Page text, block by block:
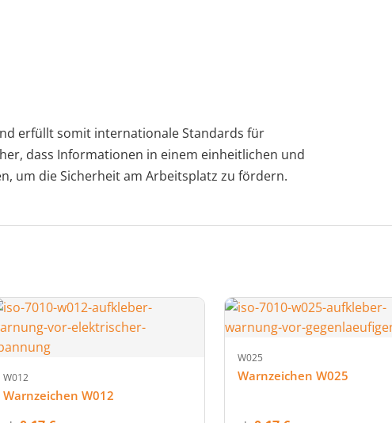
erfüllt somit internationale Standards für
dass Informationen in einem einheitlichen und
um die Sicherheit am Arbeitsplatz zu fördern.
W012
Warnzeichen W012
W025
Warnzeichen W025